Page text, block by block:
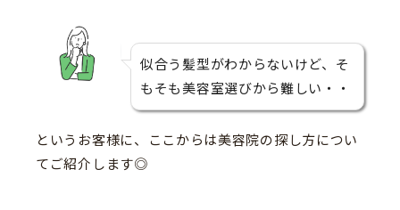
似合う髪型がわからないけど、そ
もそも美容室選びから難しい・・
というお客様に、ここからは美容院の探し方につい
てご紹介します◎